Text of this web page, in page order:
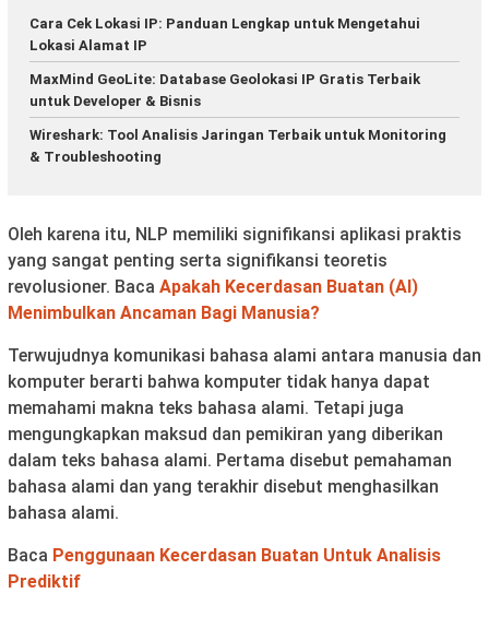
Cara Cek Lokasi IP: Panduan Lengkap untuk Mengetahui
Lokasi Alamat IP
MaxMind GeoLite: Database Geolokasi IP Gratis Terbaik
untuk Developer & Bisnis
Wireshark: Tool Analisis Jaringan Terbaik untuk Monitoring
& Troubleshooting
Oleh karena itu, NLP memiliki signifikansi aplikasi praktis
yang sangat penting serta signifikansi teoretis
revolusioner. Baca Apakah Kecerdasan Buatan (AI)
Menimbulkan Ancaman Bagi Manusia?
Terwujudnya komunikasi bahasa alami antara manusia dan
komputer berarti bahwa komputer tidak hanya dapat
memahami makna teks bahasa alami. Tetapi juga
mengungkapkan maksud dan pemikiran yang diberikan
dalam teks bahasa alami. Pertama disebut pemahaman
bahasa alami dan yang terakhir disebut menghasilkan
bahasa alami.
Baca Penggunaan Kecerdasan Buatan Untuk Analisis
Prediktif